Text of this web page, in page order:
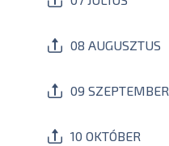
08 AUGUSZTUS
09 SZEPTEMBER
10 OKTÓBER